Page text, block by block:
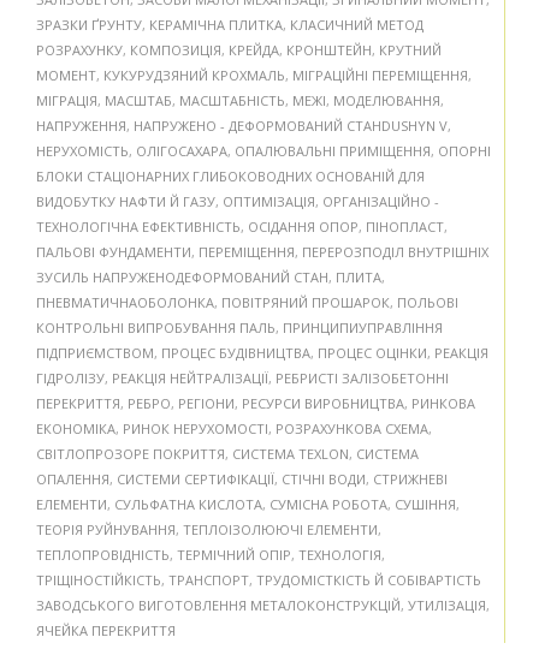
ЗРАЗКИ ҐРУНТУ, КЕРАМІЧНА ПЛИТКА, КЛАСИЧНИЙ МЕТОД
РОЗРАХУНКУ, КОМПОЗИЦІЯ, КРЕЙДА, КРОНШТЕЙН, КРУТНИЙ
МОМЕНТ, КУКУРУДЗЯНИЙ КРОХМАЛЬ, МІГРАЦІЙНІ ПЕРЕМІЩЕННЯ,
МІГРАЦІЯ, МАСШТАБ, МАСШТАБНІСТЬ, МЕЖІ, МОДЕЛЮВАННЯ,
НАПРУЖЕННЯ, НАПРУЖЕНО - ДЕФОРМОВАНИЙ СТАНDUSHYN V,
НЕРУХОМІСТЬ, ОЛІГОСАХАРА, ОПАЛЮВАЛЬНІ ПРИМІЩЕННЯ, ОПОРНІ
БЛОКИ СТАЦІОНАРНИХ ГЛИБОКОВОДНИХ ОСНОВАНІЙ ДЛЯ
ВИДОБУТКУ НАФТИ Й ГАЗУ, ОПТИМІЗАЦІЯ, ОРГАНІЗАЦІЙНО -
ТЕХНОЛОГІЧНА ЕФЕКТИВНІСТЬ, ОСІДАННЯ ОПОР, ПІНОПЛАСТ,
ПАЛЬОВІ ФУНДАМЕНТИ, ПЕРЕМІЩЕННЯ, ПЕРЕРОЗПОДІЛ ВНУТРІШНІХ
ЗУСИЛЬ НАПРУЖЕНОДЕФОРМОВАНИЙ СТАН, ПЛИТА,
ПНЕВМАТИЧНАОБОЛОНКА, ПОВІТРЯНИЙ ПРОШАРОК, ПОЛЬОВІ
КОНТРОЛЬНІ ВИПРОБУВАННЯ ПАЛЬ, ПРИНЦИПИУПРАВЛІННЯ
ПІДПРИЄМСТВОМ, ПРОЦЕС БУДІВНИЦТВА, ПРОЦЕС ОЦІНКИ, РЕАКЦІЯ
ГІДРОЛІЗУ, РЕАКЦІЯ НЕЙТРАЛІЗАЦІЇ, РЕБРИСТІ ЗАЛІЗОБЕТОННІ
ПЕРЕКРИТТЯ, РЕБРО, РЕГІОНИ, РЕСУРСИ ВИРОБНИЦТВА, РИНКОВА
ЕКОНОМІКА, РИНОК НЕРУХОМОСТІ, РОЗРАХУНКОВА СХЕМА,
СВІТЛОПРОЗОРЕ ПОКРИТТЯ, СИСТЕМА TEXLON, СИСТЕМА
ОПАЛЕННЯ, СИСТЕМИ СЕРТИФІКАЦІЇ, СТІЧНІ ВОДИ, СТРИЖНЕВІ
ЕЛЕМЕНТИ, СУЛЬФАТНА КИСЛОТА, СУМІСНА РОБОТА, СУШІННЯ,
ТЕОРІЯ РУЙНУВАННЯ, ТЕПЛОІЗОЛЮЮЧІ ЕЛЕМЕНТИ,
ТЕПЛОПРОВІДНІСТЬ, ТЕРМІЧНИЙ ОПІР, ТЕХНОЛОГІЯ,
ТРІЩІНОСТІЙКІСТЬ, ТРАНСПОРТ, ТРУДОМІСТКІСТЬ Й СОБІВАРТІСТЬ
ЗАВОДСЬКОГО ВИГОТОВЛЕННЯ МЕТАЛОКОНСТРУКЦІЙ, УТИЛІЗАЦІЯ,
ЯЧЕЙКА ПЕРЕКРИТТЯ